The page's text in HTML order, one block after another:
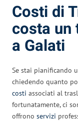
Costi di
costa un
a Galati
Se stai pianificando
chiedendo quanto
costi associati al
fortunatamente, ci
offrono servizi